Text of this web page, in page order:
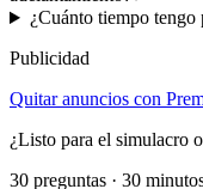
¿Cuánto tiempo tengo
Publicidad
Quitar anuncios con
¿Listo para el simulacro
30 preguntas · 30